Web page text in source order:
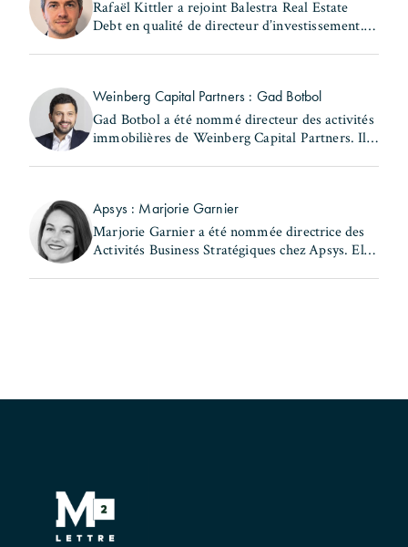
Rafaël Kittler a rejoint Balestra Real Estate
Debt en qualité de directeur d’investissement. Il
Weinberg Capital Partners : Gad Botbol
Gad Botbol a été nommé directeur des activités
immobilières de Weinberg Capital Partners. Il
Apsys : Marjorie Garnier
Marjorie Garnier a été nommée directrice des
Activités Business Stratégiques chez Apsys. Elle